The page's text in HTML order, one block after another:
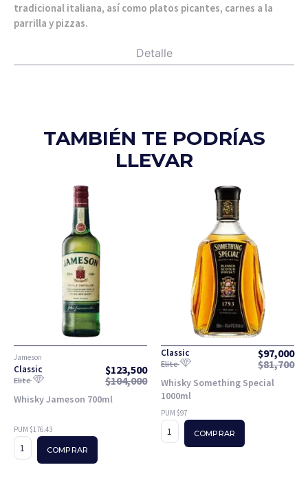
Detalle
tradicional italiana, así como platos picantes, carnes a la
parrilla y pizzas.
TAMBIÉN TE PODRÍAS
LLEVAR
Jameson
Classic $123,500
Elite $104,000
Whisky Jameson 700ml
PUM $176.43
COMPRAR
Classic $97,000
Elite $81,700
Whisky Something Special
1000ml
PUM $97
COMPRAR